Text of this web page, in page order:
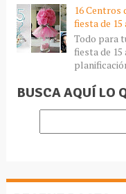
16 Centros
fiesta de 15
Todo para
fiesta de
BUSCA AQUÍ LO